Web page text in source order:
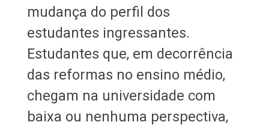
mudança do perfil dos
estudantes ingressantes.
Estudantes que, em decorrência
das reformas no ensino médio,
chegam na universidade com
baixa ou nenhuma perspectiva,